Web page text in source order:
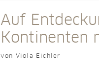
Auf
Kontinenten
von Viola Eichler